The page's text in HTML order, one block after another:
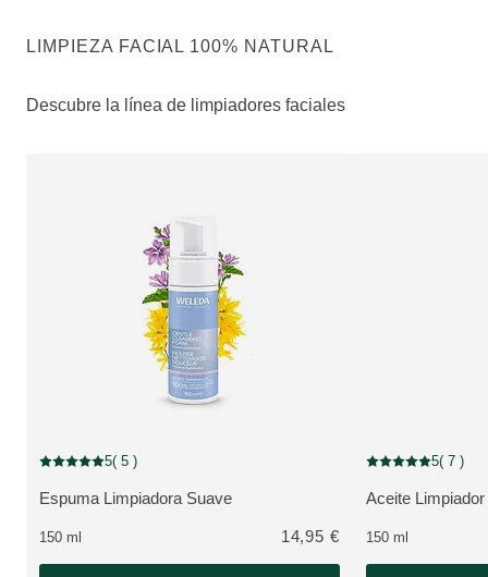
LIMPIEZA FACIAL 100% NATURAL
Descubre la línea de limpiadores faciales
VER PRODUCTO:
Espuma Limpiadora Suave
Puntuación: 5 / 5 estrellas 5 valoraciones de usuarios
5( 5 )
150 ml 14,95 €
VER
Aceite
Puntuación: 5 / 5
5( 7 )
150 ml